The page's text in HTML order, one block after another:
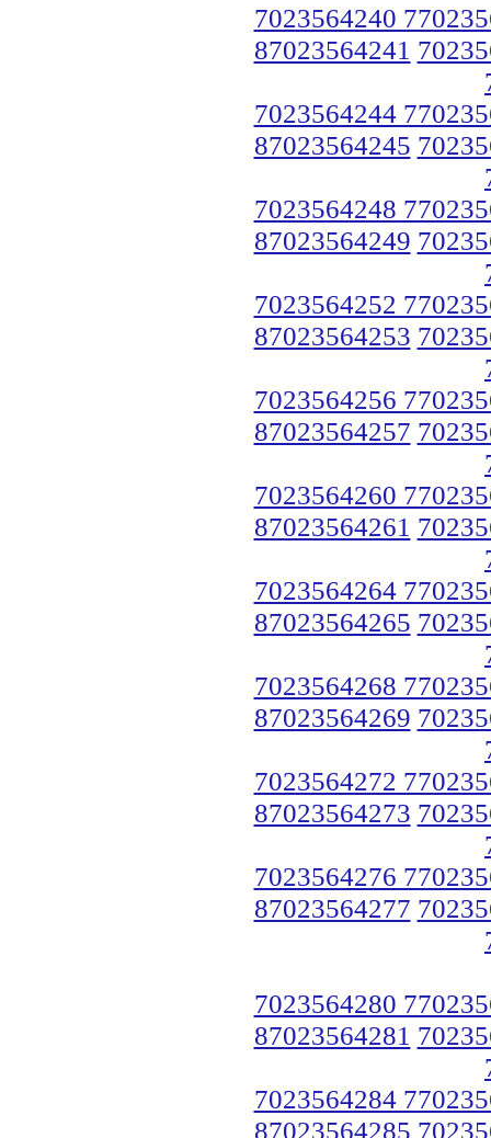
7023564240
87023564241
7023564244
87023564245
7023564248
87023564249
7023564252
87023564253
7023564256
87023564257
7023564260
87023564261
7023564264
87023564265
7023564268
87023564269
7023564272
87023564273
7023564276
87023564277
7023564280
87023564281
7023564284
87023564285